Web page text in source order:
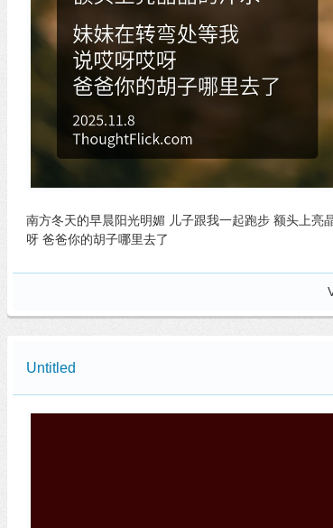
南方冬天的早晨阳光明媚 儿子跟我一起跑步 额头上亮
呀 爸爸你的胡子哪里去了
Untitled